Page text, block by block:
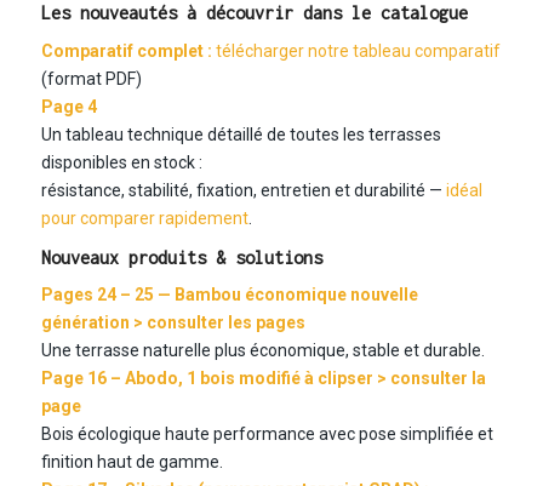
Les nouveautés à découvrir dans le catalogue
Comparatif complet : télécharger notre tableau comparatif
(format PDF)
Page 4
Un tableau technique détaillé de toutes les terrasses
disponibles en stock :
résistance, stabilité, fixation, entretien et durabilité — idéal
pour comparer rapidement.
Nouveaux produits & solutions
Pages 24 – 25 — Bambou économique nouvelle
génération > consulter les pages
Une terrasse naturelle plus économique, stable et durable.
Page 16 – Abodo, 1 bois modifié à clipser > consulter la
page
Bois écologique haute performance avec pose simplifiée et
finition haut de gamme.